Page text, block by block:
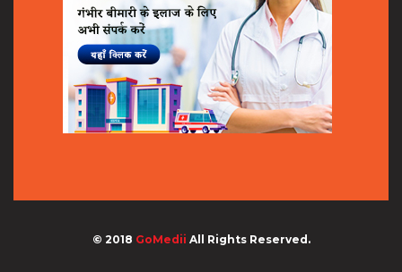
© 2018 GoMedii All Rights Reserved.